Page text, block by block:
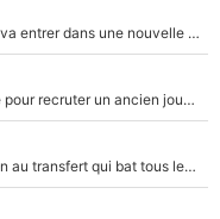
F1 - Alpine signe un accord «impensable» et va entrer dans une nouvelle dimension : Grande nouvelle pour Pierre Gasly !
«C’est un très bon choix» : L'OM fait une offre pour recruter un ancien joueur du PSG... et c'est validé dans l'After Foot !
140M€ pour Yan Diomandé : Le PSG a dit non au transfert qui bat tous les records sur le mercato